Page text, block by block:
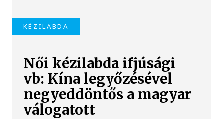
KÉZILABDA
Női kézilabda ifjúsági
vb: Kína legyőzésével
negyeddöntős a magyar
válogatott